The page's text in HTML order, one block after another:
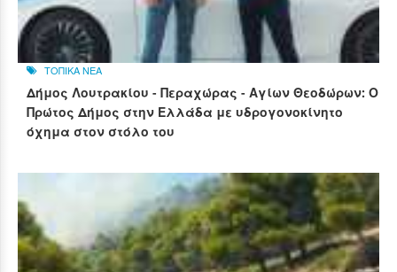
ΤΟΠΙΚΑ ΝΕΑ
Δήμος Λουτρακίου - Περαχώρας - Αγίων Θεοδώρων: Ο
Πρώτος Δήμος στην Ελλάδα με υδρογονοκίνητο
όχημα στον στόλο του